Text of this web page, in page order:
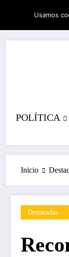
contenido
08/08/
POLÍTICA
Inicio
Destacadas
Usamos